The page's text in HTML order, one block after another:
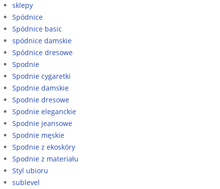
sklepy
Spódnice
Spódnice basic
spódnice damskie
Spódnice dresowe
Spodnie
Spodnie cygaretki
Spodnie damskie
Spodnie dresowe
Spodnie eleganckie
Spodnie jeansowe
Spodnie męskie
Spodnie z ekoskóry
Spodnie z materiału
Styl ubioru
sublevel